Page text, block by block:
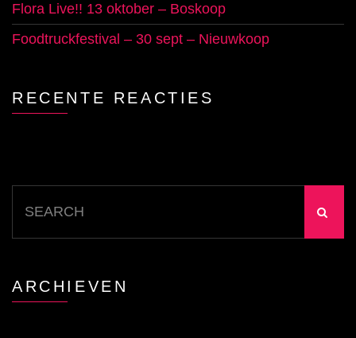
Flora Live!! 13 oktober – Boskoop
Foodtruckfestival – 30 sept – Nieuwkoop
RECENTE REACTIES
for:
ARCHIEVEN